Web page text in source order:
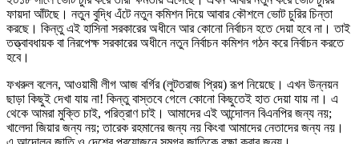
ফায়দা আঁটছে। নতুন বুদ্ধি এঁটে নতুন কমিশন দিয়ে আবার কৌশলে ভোট চুরির চিন্তা
করছে। কিন্তু এই হাসিনা সরকারের অধীনে আর কোনো নির্বাচন হতে দেয়া হবে না। তাই
তত্ত্বাবধায়ক বা নিরপেক্ষ সরকারের অধীনে নতুন নির্বাচন কমিশন গঠন করে নির্বাচন করতে
হবে।
ফখরুল বলেন, আওয়ামী লীগ আজ বর্গির (লুটতরাজ প্রিয়) রূপ নিয়েছে। এখন উন্নয়ন
ছাড়া কিছুই দেখা যায় না! কিন্তু বাস্তবে গেলে কোনো কিছুতেই হাত দেয়া যায় না। এ
থেকে আমরা মুক্তি চাই, পরিত্রাণ চাই। আমাদের এই আন্দোলন বিএনপির জন্য নয়;
খালেদা জিয়ার জন্য নয়; তারেক রহমানের জন্য নয় কিংবা আমাদের নেতাদের জন্য নয়।